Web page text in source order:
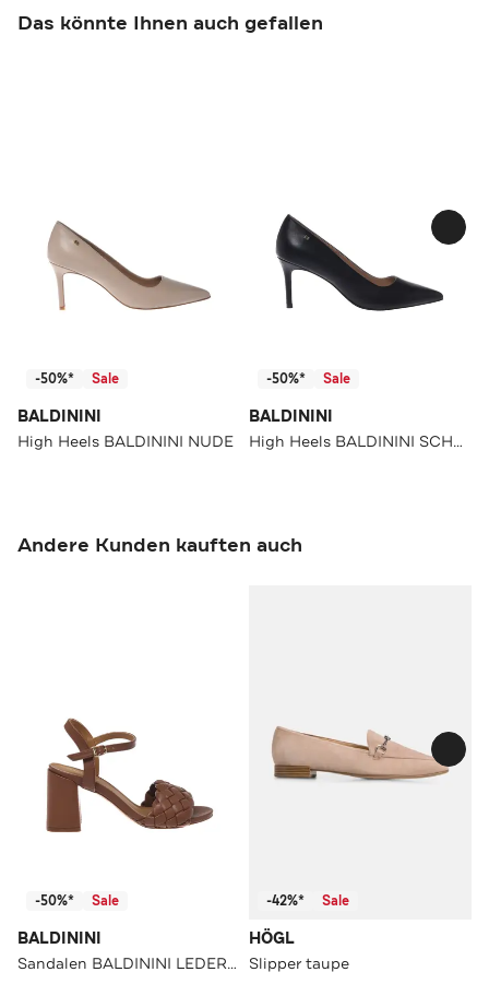
Das könnte Ihnen auch gefallen
-50%* Sale
BALDININI
High Heels BALDININI NUDE
-50%* Sale
BALDININI
High Heels BALDININI SCHWARZ
Andere Kunden kauften auch
-50%* Sale
BALDININI
Sandalen BALDININI LEDERFARBEN
-42%* Sale
HÖGL
Slipper taupe